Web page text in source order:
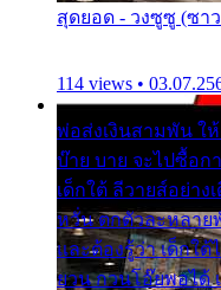
สุดยอด - วงซูซู (ซา
114 views •
พ่อส่งเงินสามพัน ใ
บ๊าย บาย จะไปซื้อก
เด็กใต้ ลีวายส์อย่าง
หวั่น ตกตัวละหลาย
และต้องรู้ว่า เด็กใต้
ยวน กวนโอ๊ยพอได้